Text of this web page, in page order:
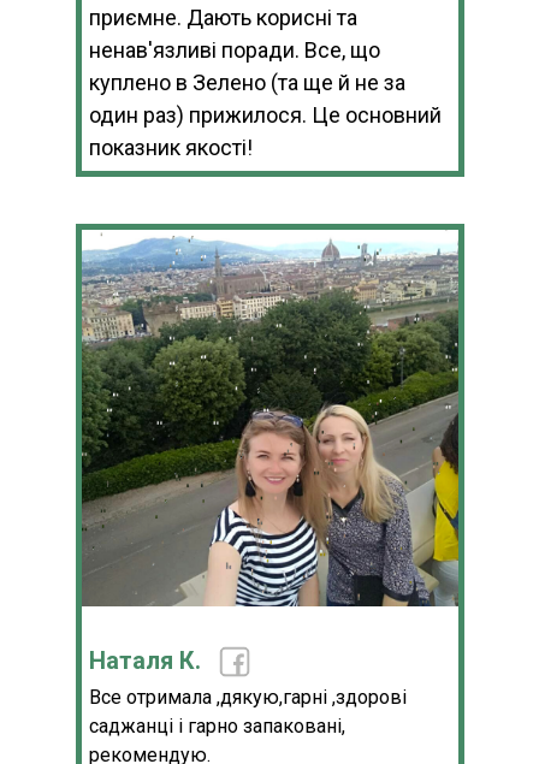
приємне. Дають корисні та
ненав'язливі поради. Все, що
куплено в Зелено (та ще й не за
один раз) прижилося. Це основний
показник якості!
Наталя К.
Все отримала ,дякую,гарні ,здорові
саджанці і гарно запаковані,
рекомендую.